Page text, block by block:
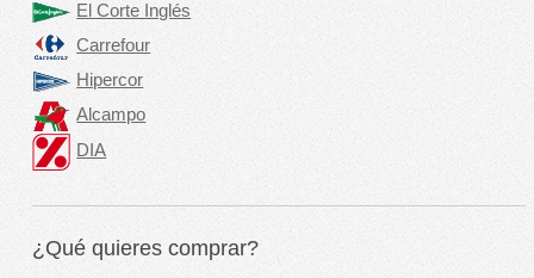
El Corte Inglés
Carrefour
Hipercor
Alcampo
DIA
¿Qué quieres comprar?